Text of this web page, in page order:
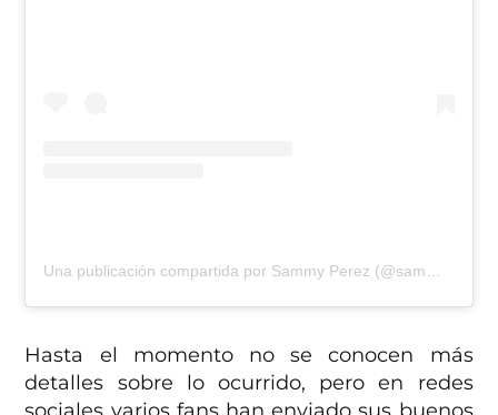
Una publicación compartida por Sammy Perez (@sammyperez_xhderbez)
Hasta el momento no se conocen más
detalles sobre lo ocurrido, pero en redes